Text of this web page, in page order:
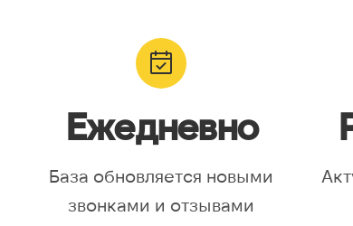
Ежедневно
База обновляется новыми
звонками и отзывами